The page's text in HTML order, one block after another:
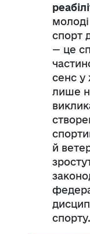
спорт
— це
сенс у
лише
й
спорту.